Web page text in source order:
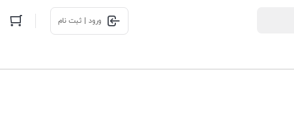
ورود | ثبت نام